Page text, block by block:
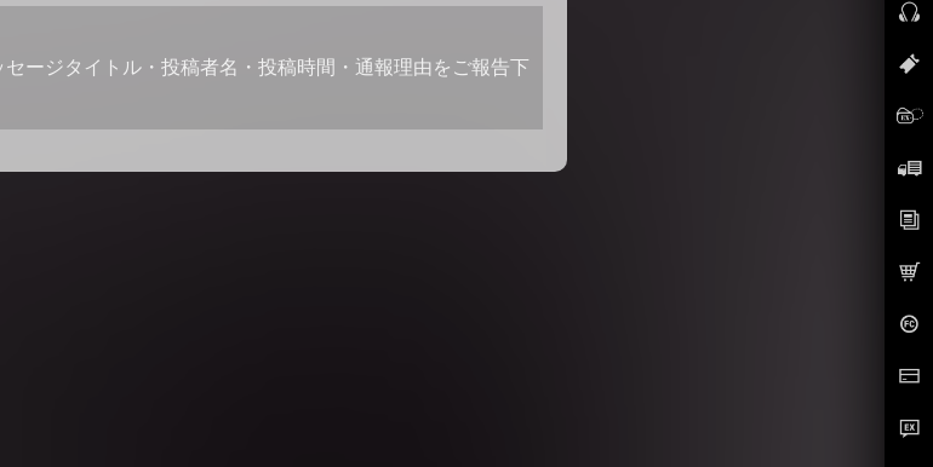
ージタイトル・投稿者名・投稿時間・通報理由をご報告下